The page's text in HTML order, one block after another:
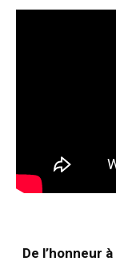
De l’honneur